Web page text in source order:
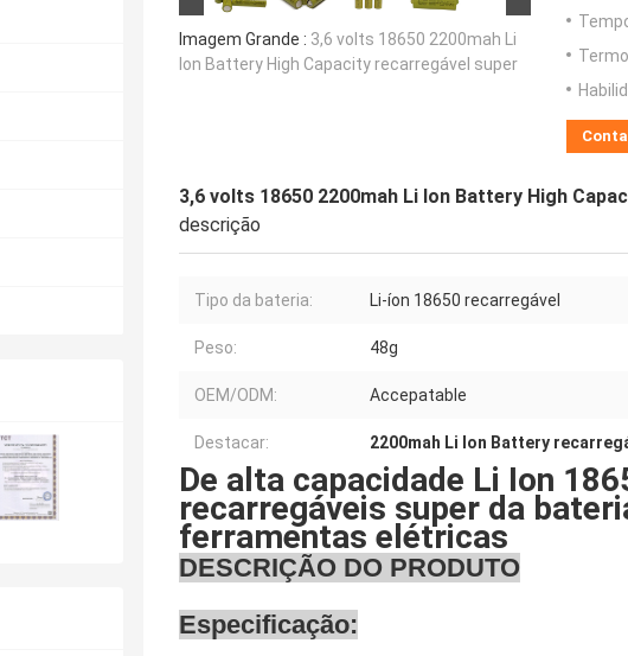
Imagem Grande : 3,6 volts 18650 2200mah Li
Ion Battery High Capacity recarregável super
3,6 volts 18650 2200mah Li Ion Battery High
descrição
Tipo da bateria: Li-íon 18650 recarregável
Peso: 48g
OEM/ODM: Accepatable
Destacar: 2200mah Li Ion Battery
De alta capacidade Li Ion
recarregáveis super da
ferramentas elétricas
DESCRIÇÃO DO PRODUTO
Especificação: